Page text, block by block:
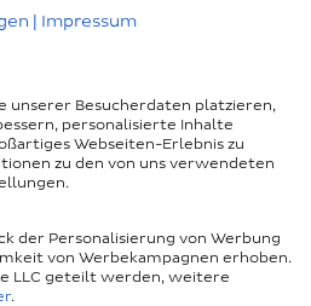
| Impressum
unserer Besucherdaten platzieren,
personalisierte Inhalte
Webseiten-Erlebnis zu
zu den von uns verwendeten
der Personalisierung von Werbung
von Werbekampagnen erhoben.
LLC geteilt werden, weitere
.